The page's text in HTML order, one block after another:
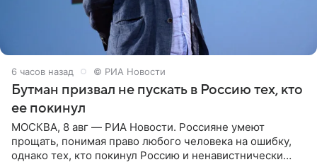
6 часов назад © РИА Новости
Бутман призвал не пускать в Россию тех, кто
ее покинул
МОСКВА, 8 авг — РИА Новости. Россияне умеют
прощать, понимая право любого человека на ошибку,
однако тех, кто покинул Россию и ненавистнически